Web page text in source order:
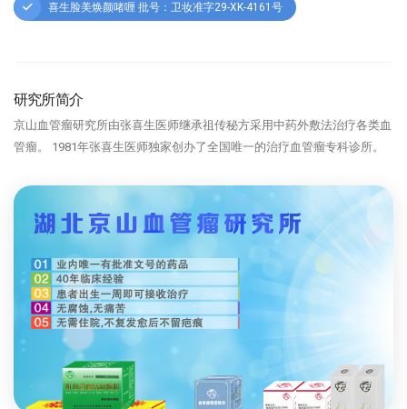
喜生脸美焕颜啫喱 批号：卫妆准字29-XK-4161号
研究所简介
京山血管瘤研究所由张喜生医师继承祖传秘方采用中药外敷法治疗各类血
管瘤。 1981年张喜生医师独家创办了全国唯一的治疗血管瘤专科诊所。